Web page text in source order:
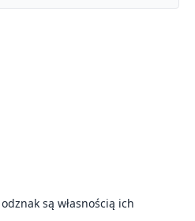
są własnością ich